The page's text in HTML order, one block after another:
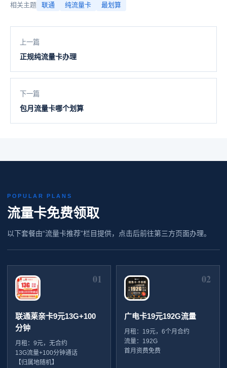
相关主题 联通 纯流量卡 最划算
上一篇
正规纯流量卡办理
下一篇
包月流量卡哪个划算
POPULAR PLANS
流量卡免费领取
以下套餐由“流量卡推荐”栏目提供，点击后前往第三方页面办理。
01
联通莱亲卡9元13G+100
分钟
月租：9元，无合约
13G流量+100分钟通话
【归属地随机】
02
广电卡19元192G流量
月租：19元，6个月合约
流量：192G
首月资费免费